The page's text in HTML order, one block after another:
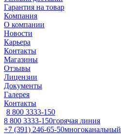
Гарантия на товар
Компания
О компании
Новости
Карьера
Контакты
Магазины
Отзывы
Лицензии
Документы
Галерея
Контакты
8 800 3333-150
8 800 3333-150горячая линия
+7 (391) 246-65-50многоканальный